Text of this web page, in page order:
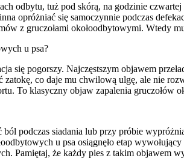
odbytu, tuż pod skórą, na godzinie
opróżniać się samoczynnie podczas
z gruczołami okołoodbytowymi. Wtedy
u psa?
się pogorszy. Najczęstszym objawem
zatokę, co daje mu chwilową ulgę, ale nie
To klasyczny objaw zapalenia gruczołów
podczas siadania lub przy próbie
u psa osiągnęło etap
Pamiętaj, że każdy pies z takim objawem